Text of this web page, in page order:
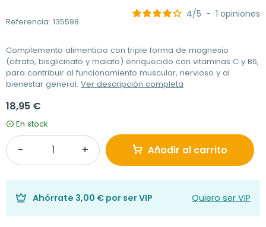
Referencia: 135598
4/5 - 1 opiniones
Complemento alimenticio con triple forma de magnesio
(citrato, bisglicinato y malato) enriquecido con vitaminas C y B6,
para contribuir al funcionamiento muscular, nervioso y al
bienestar general. Ver descripción completa
18,95 €
En stock
Añadir al carrito
Ahórrate 3,00 € por ser VIP Quiero ser VIP